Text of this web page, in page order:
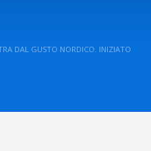
DAL GUSTO NORDICO. INIZIATO